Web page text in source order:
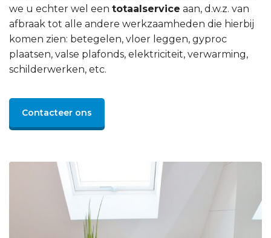
we u echter wel een totaalservice aan, d.w.z. van
afbraak tot alle andere werkzaamheden die hierbij
komen zien: betegelen, vloer leggen, gyproc
plaatsen, valse plafonds, elektriciteit, verwarming,
schilderwerken, etc.
Contacteer ons